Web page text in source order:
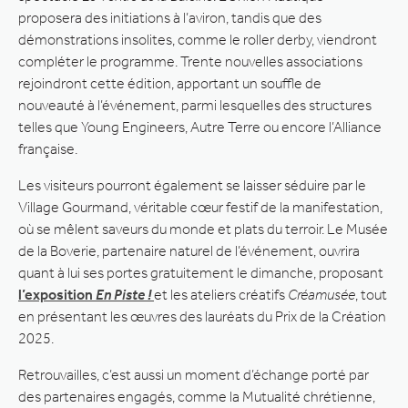
proposera des initiations à l’aviron, tandis que des
démonstrations insolites, comme le roller derby, viendront
compléter le programme. Trente nouvelles associations
rejoindront cette édition, apportant un souffle de
nouveauté à l’événement, parmi lesquelles des structures
telles que Young Engineers, Autre Terre ou encore l’Alliance
française.
Les visiteurs pourront également se laisser séduire par le
Village Gourmand, véritable cœur festif de la manifestation,
où se mêlent saveurs du monde et plats du terroir. Le Musée
de la Boverie, partenaire naturel de l’événement, ouvrira
quant à lui ses portes gratuitement le dimanche, proposant
l’exposition En Piste !et les ateliers créatifs Créamusée , tout
en présentant les œuvres des lauréats du Prix de la Création
2025.
Retrouvailles, c’est aussi un moment d’échange porté par
des partenaires engagés, comme la Mutualité chrétienne,